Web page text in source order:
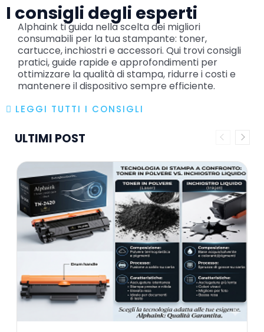
I consigli degli esperti
Alphaink ti guida nella scelta dei migliori
consumabili per la tua stampante: toner,
cartucce, inchiostri e accessori. Qui trovi consigli
pratici, guide rapide e approfondimenti per
ottimizzare la qualità di stampa, ridurre i costi e
mantenere il dispositivo sempre efficiente.
LEGGI TUTTI I CONSIGLI
ULTIMI POST